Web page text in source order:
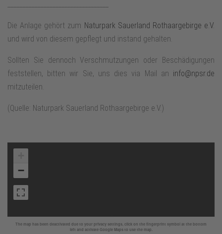
Die Anlage gehört zum Naturpark Sauerland Rothaargebirge e.V.
und wird von diesem gepflegt und instand gehalten.
Sollten Sie dennoch Verschmutzungen oder Beschädigungen
feststellen, bitten wir Sie, uns dies via Mail an info@npsr.de
mitzuteilen.
(Quelle: Naturpark Sauerland Rothaargebirge e.V.)
The map has been deactivated due to your privacy settings, click on the fingerprint symbol at the bottom
left and activate Google Maps to use the map.
−